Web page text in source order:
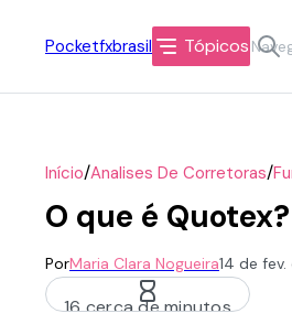
Pocketfxbrasil Tópicos
Início/Analises De Corretoras/
O que é
PorMaria Clara Nogueira14 de
16 cerca de minutos